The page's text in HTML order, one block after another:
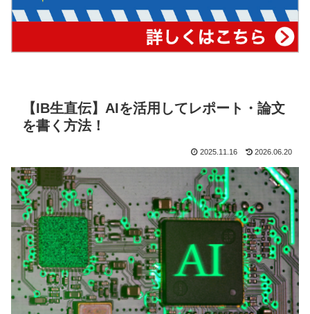
【IB生直伝】AIを活用してレポート・論文
を書く方法！
2025.11.16 2026.06.20